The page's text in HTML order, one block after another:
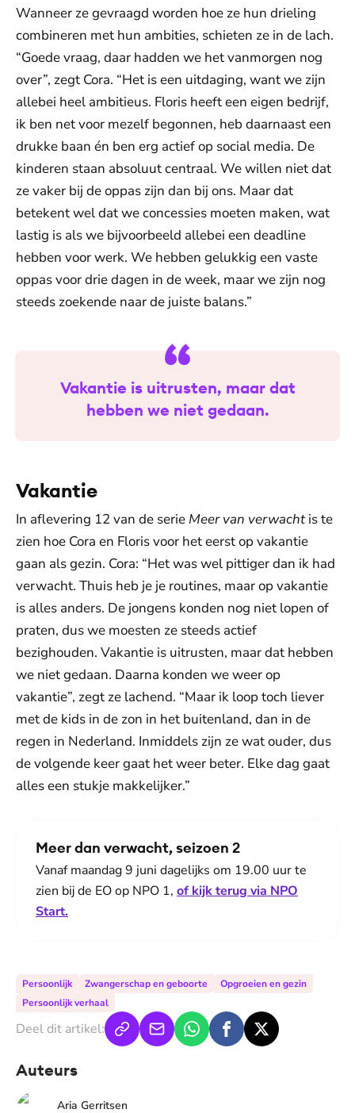
Wanneer ze gevraagd worden hoe ze hun drieling
combineren met hun ambities, schieten ze in de lach.
“Goede vraag, daar hadden we het vanmorgen nog
over”, zegt Cora. “Het is een uitdaging, want we zijn
allebei heel ambitieus. Floris heeft een eigen bedrijf,
ik ben net voor mezelf begonnen, heb daarnaast een
drukke baan én ben erg actief op social media. De
kinderen staan absoluut centraal. We willen niet dat
ze vaker bij de oppas zijn dan bij ons. Maar dat
betekent wel dat we concessies moeten maken, wat
lastig is als we bijvoorbeeld allebei een deadline
hebben voor werk. We hebben gelukkig een vaste
oppas voor drie dagen in de week, maar we zijn nog
steeds zoekende naar de juiste balans.”
Vakantie is uitrusten, maar dat
hebben we niet gedaan.
Vakantie
In aflevering 12 van de serie Meer van verwachtis te
zien hoe Cora en Floris voor het eerst op vakantie
gaan als gezin. Cora: “Het was wel pittiger dan ik had
verwacht. Thuis heb je je routines, maar op vakantie
is alles anders. De jongens konden nog niet lopen of
praten, dus we moesten ze steeds actief
bezighouden. Vakantie is uitrusten, maar dat hebben
we niet gedaan. Daarna konden we weer op
vakantie”, zegt ze lachend. “Maar ik loop toch liever
met de kids in de zon in het buitenland, dan in de
regen in Nederland. Inmiddels zijn ze wat ouder, dus
de volgende keer gaat het weer beter. Elke dag gaat
alles een stukje makkelijker.”
Meer dan verwacht, seizoen 2
Vanaf maandag 9 juni dagelijks om 19.00 uur te
zien bij de EO op NPO 1, of kijk terug via NPO
Start.
Persoonlijk Zwangerschap en geboorte
Opgroeien en gezin
Persoonlijk verhaal
Deel dit artikel:
Auteurs
Aria Gerritsen